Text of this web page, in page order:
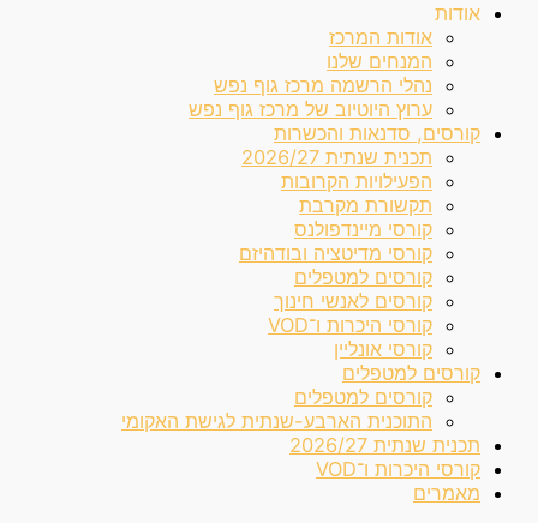
אודות
אודות המרכז
המנחים שלנו
נהלי הרשמה מרכז גוף נפש
ערוץ היוטיוב של מרכז גוף נפש
קורסים, סדנאות והכשרות
תכנית שנתית 2026/27
הפעילויות הקרובות
תקשורת מקרבת
קורסי מיינדפולנס
קורסי מדיטציה ובודהיזם
קורסים למטפלים
קורסים לאנשי חינוך
קורסי היכרות ו־VOD
קורסי אונליין
קורסים למטפלים
קורסים למטפלים
התוכנית הארבע-שנתית לגישת האקומי
תכנית שנתית 2026/27
קורסי היכרות ו־VOD
מאמרים